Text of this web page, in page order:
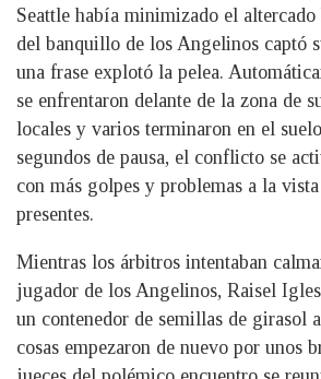
Seattle había minimizado el altercado
del banquillo de los Angelinos captó
una frase explotó la pelea.
se enfrentaron delante de la zona de
locales y varios terminaron en el
segundos de pausa, el conflicto se
con más golpes y problemas a la
presentes.
Mientras los árbitros intentaban
jugador de los Angelinos, Raisel
un contenedor de semillas de girasol
cosas empezaron de nuevo por unos